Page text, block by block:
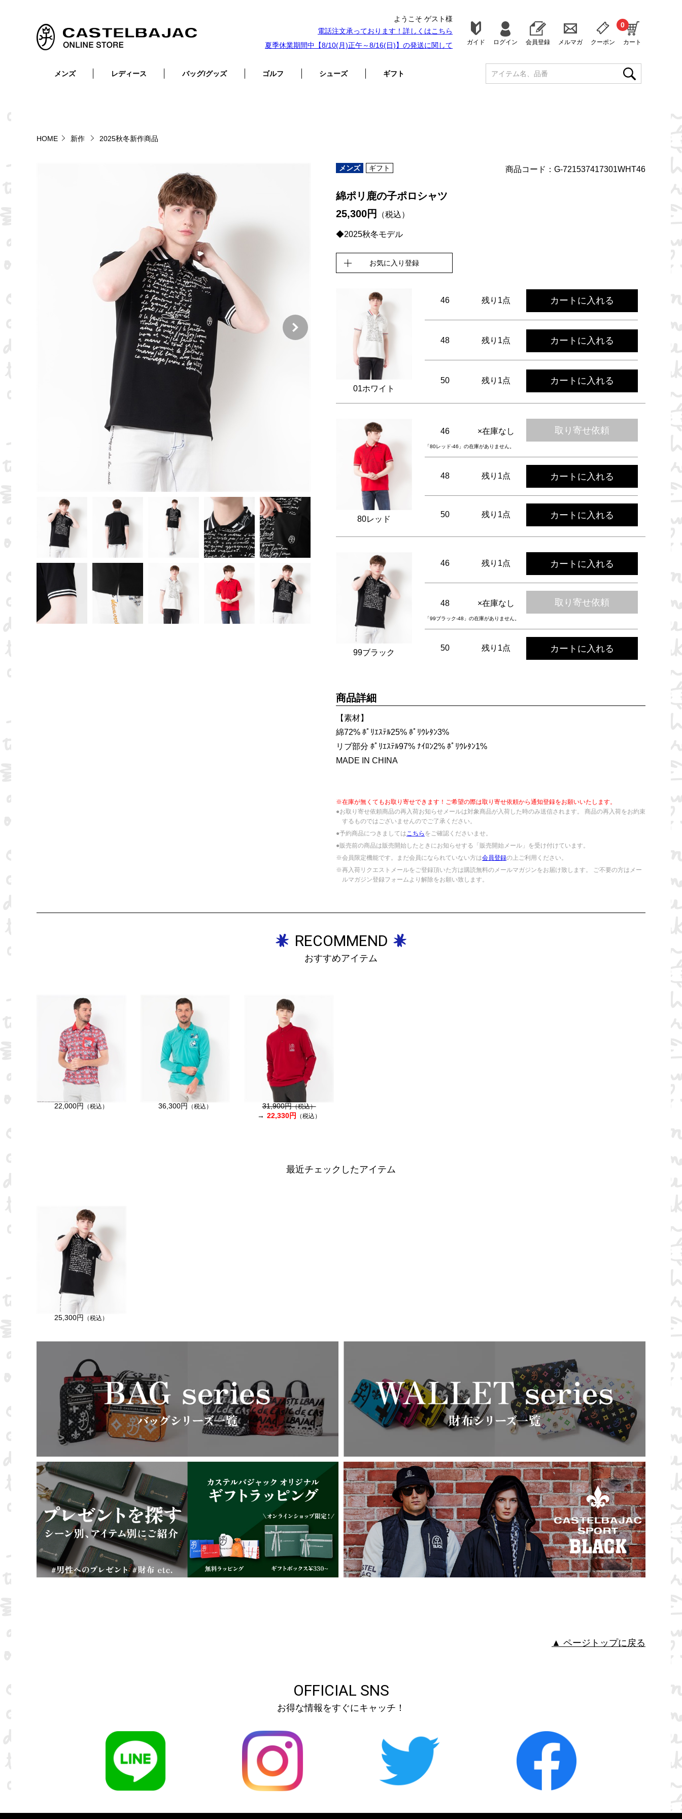
ようこそ ゲスト様
電話注文承っております！詳しくはこちら
夏季休業期間中【8/10(月)正午～8/16(日)】の発送に関して
ガイド ログイン 会員登録 メルマガ クーポン カート
0
メンズ レディース バッグ/グッズ ゴルフ シューズ ギフト
HOME 新作 2025秋冬新作商品
メンズ ギフト 商品コード：G-721537417301WHT46
綿ポリ鹿の子ポロシャツ
25,300円
（税込）
◆2025秋冬モデル
お気に入り登録
01ホワイト
46 残り1点 カートに入れる
48 残り1点 カートに入れる
50 残り1点 カートに入れる
80レッド
46 ×在庫なし 取り寄せ依頼
「80レッド-46」の在庫がありません。
48 残り1点 カートに入れる
50 残り1点 カートに入れる
99ブラック
46 残り1点 カートに入れる
48 ×在庫なし 取り寄せ依頼
「99ブラック-48」の在庫がありません。
50 残り1点 カートに入れる
商品詳細
【素材】
綿72% ﾎﾟﾘｴｽﾃﾙ25% ﾎﾟﾘｳﾚﾀﾝ3%
リブ部分 ﾎﾟﾘｴｽﾃﾙ97% ﾅｲﾛﾝ2% ﾎﾟﾘｳﾚﾀﾝ1%
MADE IN CHINA
※在庫が無くてもお取り寄せできます！ご希望の際は取り寄せ依頼から通知登録をお願いいたします。
●お取り寄せ依頼商品の再入荷お知らせメールは対象商品が入荷した時のみ送信されます。 商品の再入荷をお約束
するものではございませんのでご了承ください。
●予約商品につきましてはこちら をご確認くださいませ。
●販売前の商品は販売開始したときにお知らせする「販売開始メール」を受け付けています。
※会員限定機能です。まだ会員になられていない方は会員登録の上ご利用ください。
※再入荷リクエストメールをご登録頂いた方は購読無料のメールマガジンをお届け致します。 ご不要の方はメー
ルマガジン登録フォームより解除をお願い致します。
RECOMMEND
おすすめアイテム
22,000円 （税込） 36,300円 （税込） 31,900円（税込）
22,330円 （税込）
最近チェックしたアイテム
25,300円 （税込）
▲ ページトップに戻る
OFFICIAL SNS
お得な情報をすぐにキャッチ！